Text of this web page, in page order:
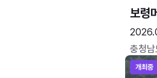
보령
충청남
개최중